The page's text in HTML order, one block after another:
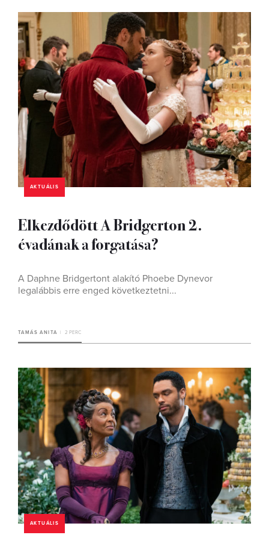
AKTUÁLIS
Elkezdődött A Bridgerton 2.
évadának a forgatása?
A Daphne Bridgertont alakító Phoebe Dynevor
legalábbis erre enged következtetni...
TAMÁS ANITA 2 PERC
AKTUÁLIS